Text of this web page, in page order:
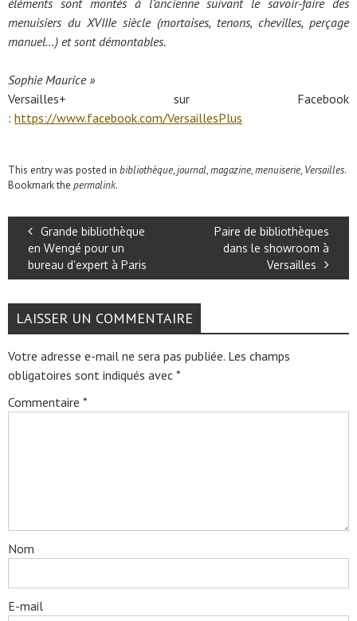
éléments sont montés à l’ancienne suivant le savoir-faire des
menuisiers du XVIIIe siècle (mortaises, tenons, chevilles, perçage
manuel…) et sont démontables.
Sophie Maurice »
Versailles+ sur Facebook
: https://www.facebook.com/VersaillesPlus
This entry was posted in bibliothèque,journal,magazine,menuiserie, Versailles.
Bookmark the permalink.
Grande bibliothèque
en Wengé pour un
bureau d’expert à Paris
Paire de bibliothèques
dans le showroom à
Versailles
LAISSER UN COMMENTAIRE
Votre adresse e-mail ne sera pas publiée. Les champs
obligatoires sont indiqués avec *
Commentaire *
Nom
E-mail